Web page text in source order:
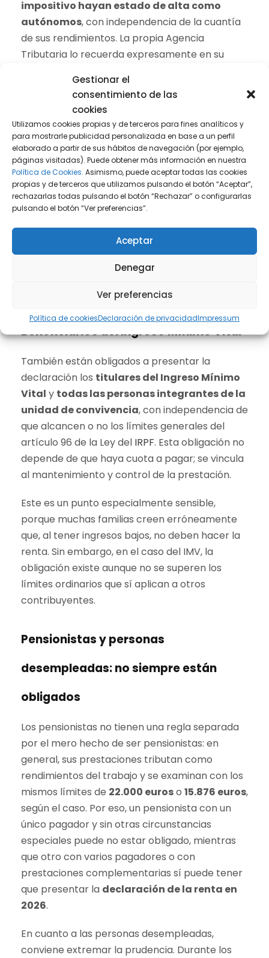
Gestionar el
consentimiento de las
cookies
Utilizamos cookies propias y de terceros para fines analíticos y
para mostrarle publicidad personalizada en base a un perfil
elaborado a partir de sus hábitos de navegación (por ejemplo,
páginas visitadas). Puede obtener más información en nuestra
Política de Cookies. Asimismo, puede aceptar todas las cookies
propias y de terceros que utilizamos pulsando el botón “Aceptar”,
rechazarlas todas pulsando el botón “Rechazar” o configurarlas
pulsando el botón “Ver preferencias”.
Aceptar
Denegar
Ver preferencias
Política de cookiesDeclaración de privacidadImpressum
impositivo hayan estado de alta como
autónomos, con independencia de la cuantía
de sus rendimientos. La propia Agencia
Tributaria lo recuerda expresamente en su
Por tanto, si has estado dado de alta en el RETA
o en el Régimen Especial de Trabajadores del
Mar como autónomo durante 2025, lo prudente
y jurídicamente correcto es asumir que
deberás presentar ladeclaración de la renta
en 2026, aunque tus ingresos hayan sido
reducidos o incluso aunque el resultado final no
arroje cuota a ingresar.
Beneficiarios del Ingreso Mínimo Vital
También están obligados a presentar la
declaración los titulares del Ingreso Mínimo
Vital y todas las personas integrantes de la
unidad de convivencia, con independencia de
que alcancen o no los límites generales del
artículo 96 de la Ley del IRPF. Esta obligación no
depende de que haya cuota a pagar; se vincula
al mantenimiento y control de la prestación.
Este es un punto especialmente sensible,
porque muchas familias creen erróneamente
que, al tener ingresos bajos, no deben hacer la
renta. Sin embargo, en el caso del IMV, la
obligación existe aunque no se superen los
límites ordinarios que sí aplican a otros
contribuyentes.
Pensionistas y personas
desempleadas: no siempre están
obligados
Los pensionistas no tienen una regla separada
por el mero hecho de ser pensionistas: en
general, sus prestaciones tributan como
rendimientos del trabajo y se examinan con los
mismos límites de 22.000 euroso 15.876 euros,
según el caso. Por eso, un pensionista con un
único pagador y sin otras circunstancias
especiales puede no estar obligado, mientras
que otro con varios pagadores o con
prestaciones complementarias sí puede tener
que presentar la declaración de la renta en
2026.
En cuanto a las personas desempleadas,
conviene extremar la prudencia. Durante los